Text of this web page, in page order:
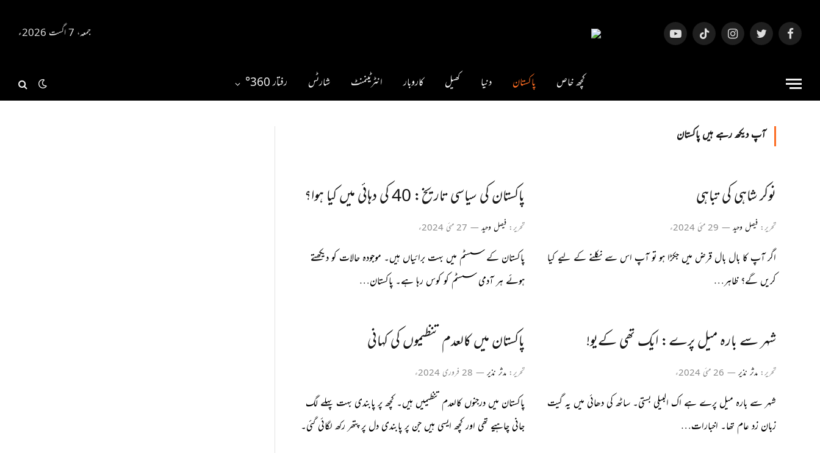
فیس
ٹویٹر انسٹاگرام ٹک
یوٹیوب جمعہ، 7 اگست 2026ء
کچھ خاص پاکستان دنیا کھیل کاروبار انٹرٹینمنٹ شارٹس رفتار 360°
آپ دیکھ رہے ہیںپاکستان
نوکر شاہی کی تباہی
تحریر: فیصل وحید 29 مئی 2024ء
اگر آپ کا بال بال قرض میں جکڑا ہو تو آپ اس سے نکلنے کے لیے کیا
کریں گے؟ ظاہر…
پاکستان کی سیاسی تاریخ: 40 کی دہائی میں کیا ہوا؟
تحریر: فیصل وحید 27 مئی 2024ء
پاکستان کے سسٹم میں بہت برائیاں ہیں۔ موجودہ حالات کو دیکھتے
ہوئے ہر آدمی سسٹم کو کوس رہا ہے۔ پاکستان…
شہر سے بارہ میل پرے: ایک تھی کےیو!
تحریر: مدثر نذیر 26 مئی 2024ء
شہر سے بارہ میل پرے ہے اک البیلی بستی۔ ساٹھ کی دھائی میں یہ گیت
زبان زد عام تھا۔ اخبارات…
پاکستان میں کالعدم تنظیموں کی کہانی
تحریر: مدثر نذیر 28 فروری 2024ء
پاکستان میں درجنوں کالعدم تنظیمیں ہیں۔ کچھ پر پابندی بہت پہلے لگ
جانی چاہیے تھی اور کچھ ایسی ہیں جن پر پابندی دل پر پتھر رکھ لگائی گئی۔